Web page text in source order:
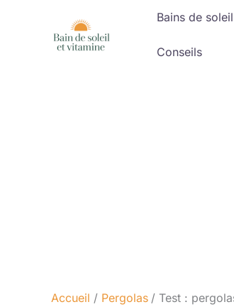
Bains de soleil
Conseils
Accueil Pergolas Test :